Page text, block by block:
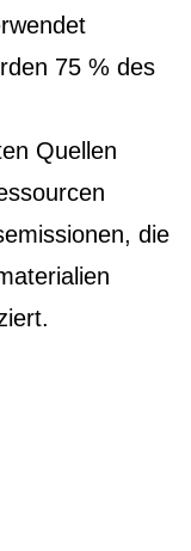
75 % des
Quellen
die